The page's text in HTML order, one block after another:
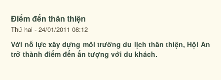
Điểm đến thân thiện
Thứ hai - 24/01/2011 08:12
Với nỗ lực xây dựng môi trường du lịch thân thiện, Hội An
trở thành điểm đến ấn tượng với du khách.